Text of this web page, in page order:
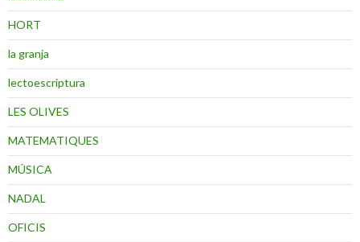
HORT
la granja
lectoescriptura
LES OLIVES
MATEMATIQUES
MÚSICA
NADAL
OFICIS